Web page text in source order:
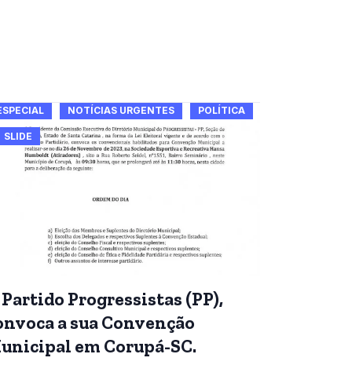
NOTÍCIAS URGENTES POLÍTICA
SLIDE
Partido Progressistas (PP),
a sua Convenção
em Corupá-SC.